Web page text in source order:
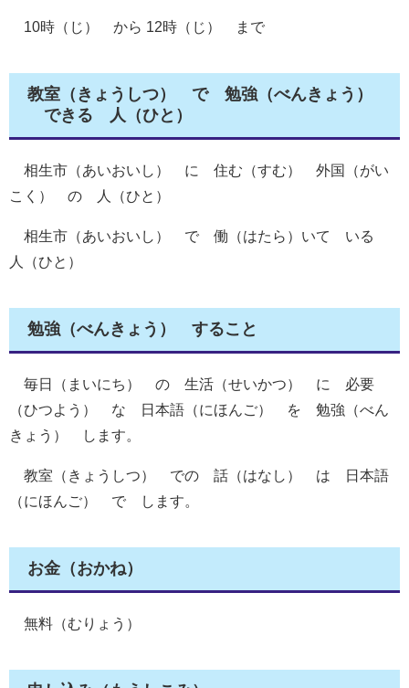
10時（じ） から 12時（じ） まで
教室（きょうしつ） で 勉強（べんきょう）
できる 人（ひと）
相生市（あいおいし） に 住む（すむ） 外国（がい
こく） の 人（ひと）
相生市（あいおいし） で 働（はたら）いて いる
人（ひと）
勉強（べんきょう） すること
毎日（まいにち） の 生活（せいかつ） に 必要
（ひつよう） な 日本語（にほんご） を 勉強（べん
きょう） します。
教室（きょうしつ） での 話（はなし） は 日本語
（にほんご） で します。
お金（おかね）
無料（むりょう）